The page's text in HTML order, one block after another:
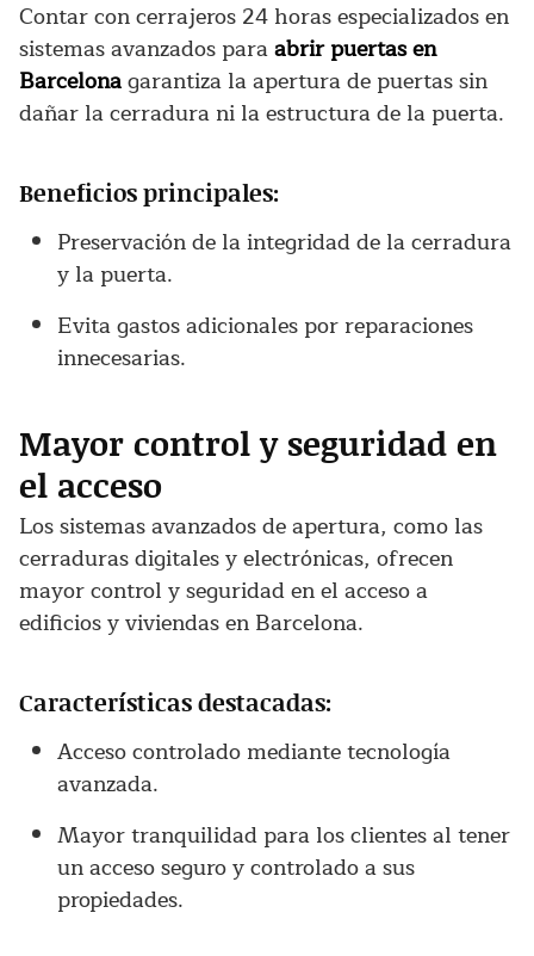
Contar con cerrajeros 24 horas especializados en
sistemas avanzados paraabrir puertas en
Barcelonagarantiza la apertura de puertas sin
dañar la cerradura ni la estructura de la puerta.
Beneficios principales:
Preservación de la integridad de la cerradura
y la puerta.
Evita gastos adicionales por reparaciones
innecesarias.
Mayor control y seguridad en
el acceso
Los sistemas avanzados de apertura, como las
cerraduras digitales y electrónicas, ofrecen
mayor control y seguridad en el acceso a
edificios y viviendas en Barcelona.
Características destacadas:
Acceso controlado mediante tecnología
avanzada.
Mayor tranquilidad para los clientes al tener
un acceso seguro y controlado a sus
propiedades.